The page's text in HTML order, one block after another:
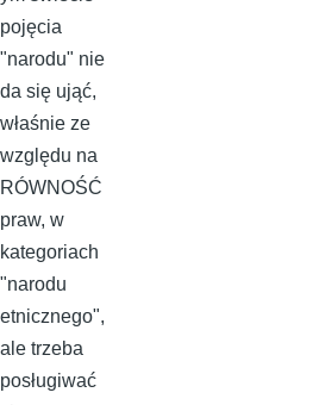
pojęcia
"narodu" nie
da się ująć,
właśnie ze
względu na
RÓWNOŚĆ
praw, w
kategoriach
"narodu
etnicznego",
ale trzeba
posługiwać